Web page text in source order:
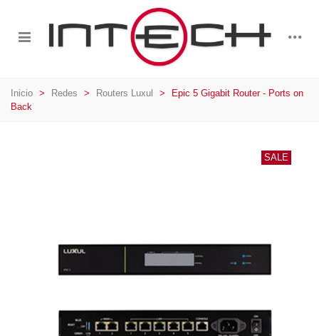
Inicio > Redes > Routers Luxul >
Epic 5 Gigabit Router - Ports on
Back
SALE